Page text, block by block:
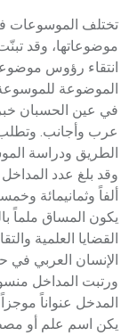
تختلف الموسوعات
موضوعاتها، وقد
انتقاء رؤوس
الموضوعة
في عين الحسبان
عرب وأجانب. وتطلب
الطريق ودراسة
وقد بلغ عدد
ألفاً وثمانيمائة
يكون المساق ملماً
القضايا العلمية
الإنسان العربي في
ورتبت المداخل
المدخل عنواناً
يكن اسم علم أو